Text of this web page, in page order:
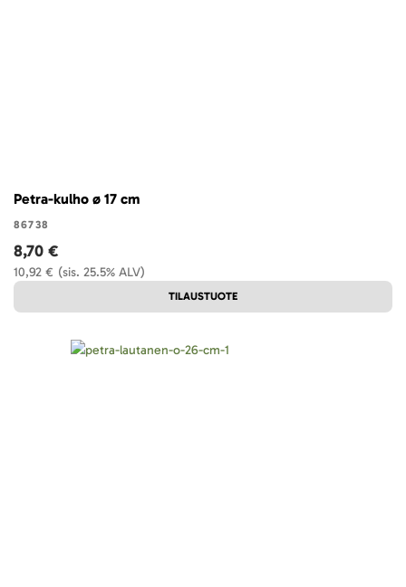
Petra-kulho ø 17 cm
86738
(sis. 25.5% ALV)
10,92 €
8,70 €
TILAUSTUOTE